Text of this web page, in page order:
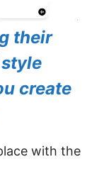
their
create
with the